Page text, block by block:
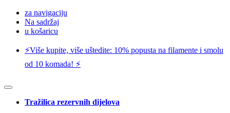
za navigaciju
Na sadržaj
u košaricu
⚡️Više kupite, više uštedite: 10% popusta na filamente i smolu
od 10 komada! ⚡️
Tražilica rezervnih dijelova